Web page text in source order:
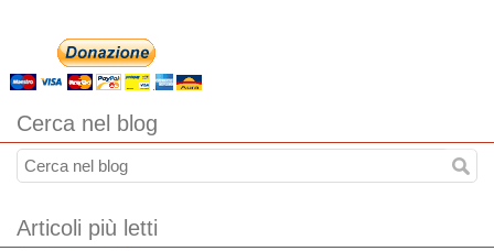
Cerca nel blog
Articoli più letti